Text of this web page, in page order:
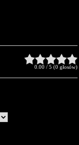
0.00 / 5 (0 głosów)